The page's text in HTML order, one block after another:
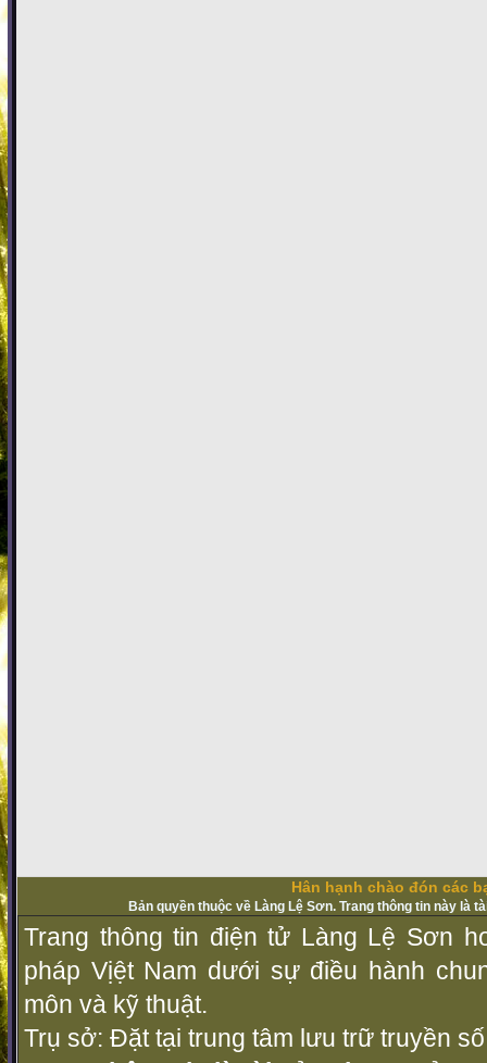
Hân hạnh chào đón các
Bản quyền thuộc về Làng Lệ Sơn. Trang thông tin này là
Trang thông tin điện tử Làng Lệ Sơn
pháp Vịệt Nam dưới sự điều hành
môn và kỹ thuật.
Trụ sở: Đặt tại trung tâm lưu trữ truyền